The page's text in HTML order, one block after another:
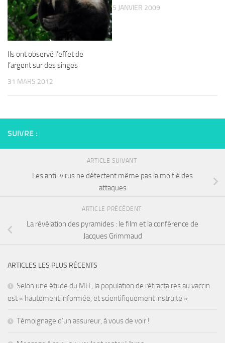
Ils ont observé l’effet de
l’argent sur des singes
31 MARS 2012
5 JANVIER 2009
SUIVRE :
ARTICLE SUIVANT
Les anti-virus ne détectent même pas la moitié des
attaques
ARTICLE PRÉCÉDENT
La révélation des pyramides : le film et la conférence de
Jacques Grimmaud
ARTICLES LES PLUS RÉCENTS
Selon une étude du MIT, la population de réfractaires au vaccin
est « hautement informée, et scientifiquement instruite »
Témoignage d’un assureur, à vous de voir !